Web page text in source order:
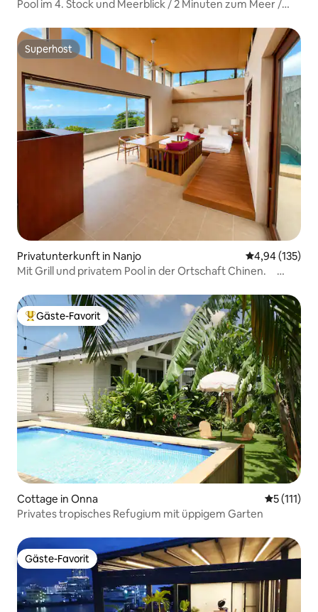
Pool im 4. Stock und Meerblick / 2 Minuten zum Meer /
Superhost
Superhost
Privatunterkunft in Nanjo
4,94 (135)
Mit Grill und privatem Pool in der Ortschaft Chinen.
Chinen]
Beliebter Gäste-Favorit.
Gäste-Favorit
Cottage in Onna
5 (111)
Privates tropisches Refugium mit üppigem Garten
Gäste-Favorit
Gäste-Favorit